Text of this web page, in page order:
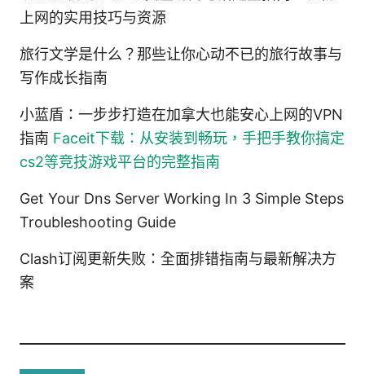
上网的实用技巧与资源
旅行文学是什么？那些让你心动不已的旅行故事与
写作成长指南
小蓝盾：一步步打造在加拿大也能安心上网的VPN
指南 Faceit下载：从安装到畅玩，手把手教你搞定
cs2等竞技游戏平台的完整指南
Get Your Dns Server Working In 3 Simple Steps
Troubleshooting Guide
Clash订阅更新失败：全面排错指南与最新解决方
案